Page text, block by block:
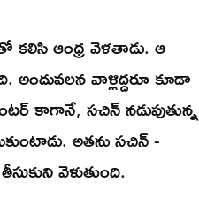
ఆంధ్ర వెళతాడు. ఆ
వాళ్లిద్దరూ కూడా
కాగానే, సచిన్ నడుపుతున్న
అతను సచిన్ -
వెళుతుంది.